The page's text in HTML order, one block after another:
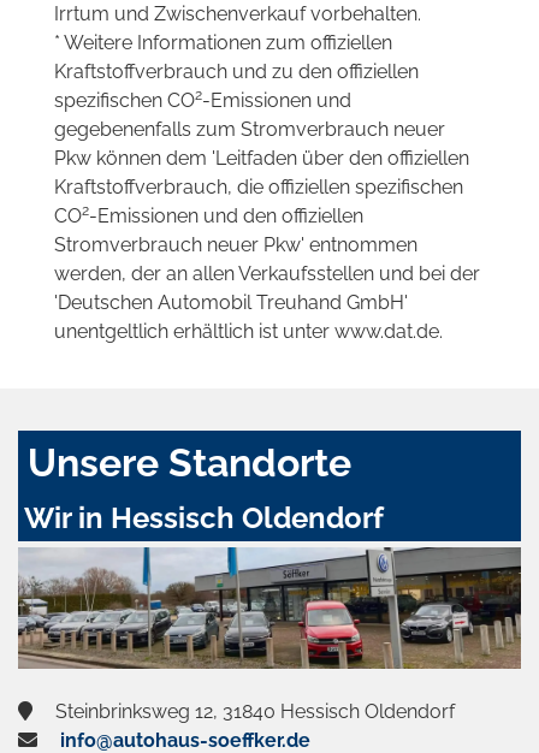
Irrtum und Zwischenverkauf vorbehalten.
* Weitere Informationen zum offiziellen
Kraftstoffverbrauch und zu den offiziellen
spezifischen CO2-Emissionen und
gegebenenfalls zum Stromverbrauch neuer
Pkw können dem 'Leitfaden über den offiziellen
Kraftstoffverbrauch, die offiziellen spezifischen
CO2-Emissionen und den offiziellen
Stromverbrauch neuer Pkw' entnommen
werden, der an allen Verkaufsstellen und bei der
'Deutschen Automobil Treuhand GmbH'
unentgeltlich erhältlich ist unter www.dat.de.
Unsere Standorte
Wir in Hessisch Oldendorf
Steinbrinksweg 12, 31840 Hessisch Oldendorf
info@autohaus-soeffker.de